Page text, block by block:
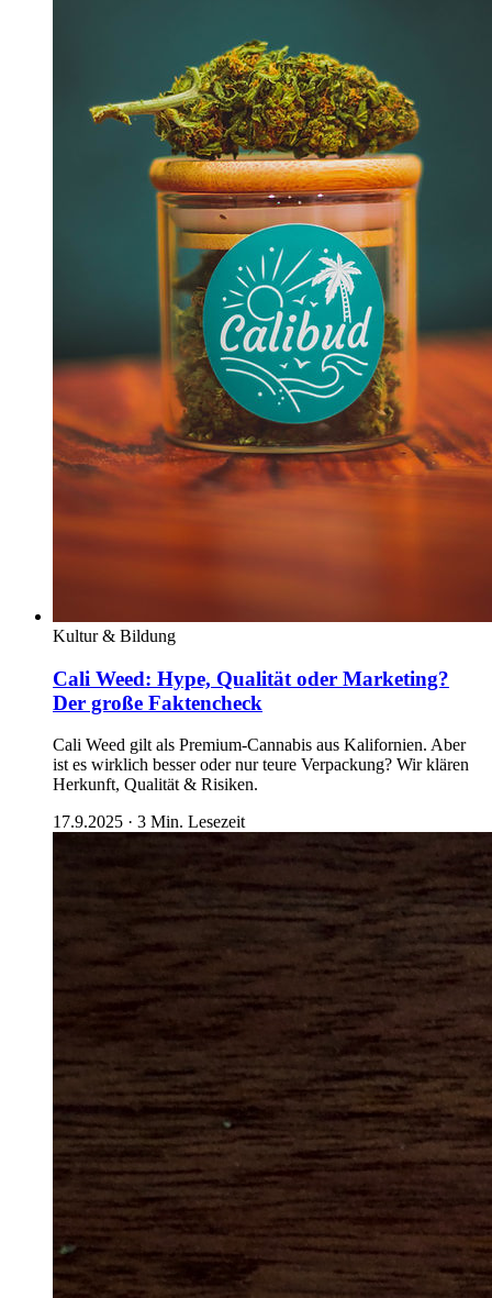
Kultur & Bildung
Cali Weed: Hype, Qualität oder Marketing?
Der große Faktencheck
Cali Weed gilt als Premium-Cannabis aus Kalifornien. Aber
ist es wirklich besser oder nur teure Verpackung? Wir klären
Herkunft, Qualität & Risiken.
17.9.2025 · 3 Min. Lesezeit